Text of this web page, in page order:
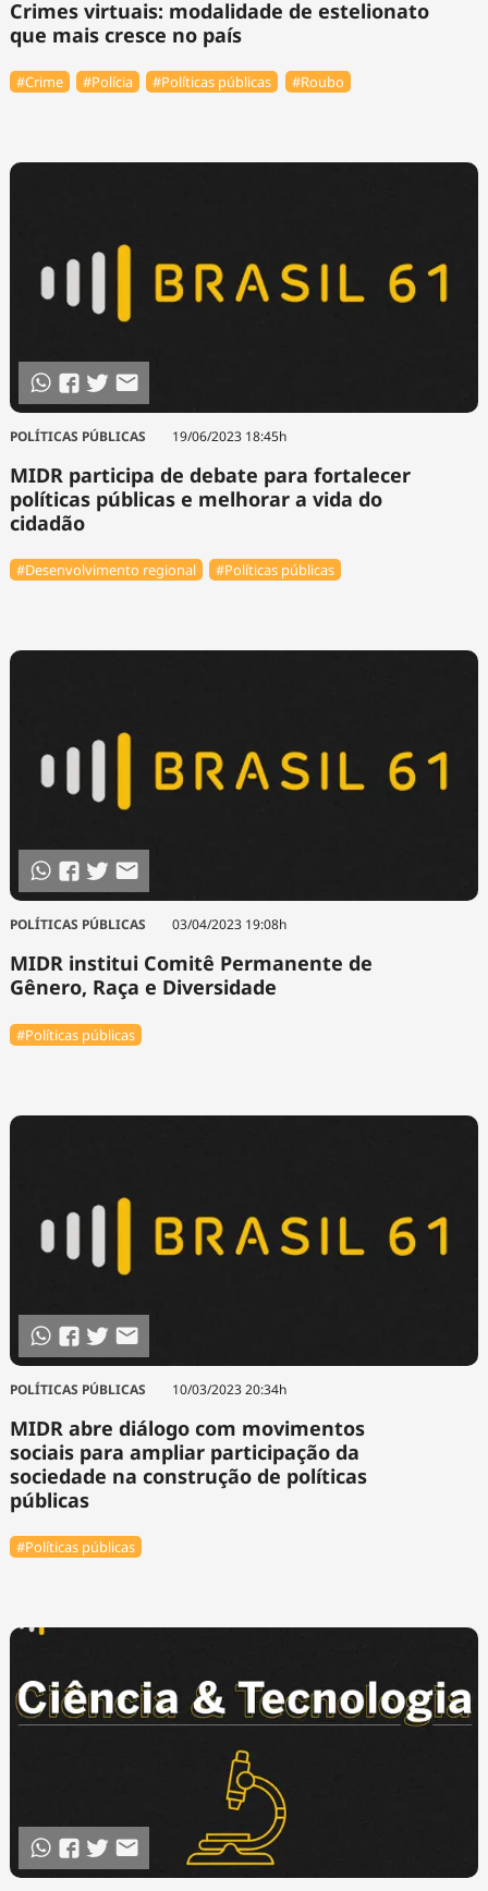
Crimes virtuais: modalidade de estelionato
que mais cresce no país
#Crime #Polícia #Políticas públicas #Roubo
POLÍTICAS PÚBLICAS 19/06/2023 18:45h
MIDR participa de debate para fortalecer
políticas públicas e melhorar a vida do
cidadão
#Desenvolvimento regional #Políticas públicas
POLÍTICAS PÚBLICAS 03/04/2023 19:08h
MIDR institui Comitê Permanente de
Gênero, Raça e Diversidade
#Políticas públicas
POLÍTICAS PÚBLICAS 10/03/2023 20:34h
MIDR abre diálogo com movimentos
sociais para ampliar participação da
sociedade na construção de políticas
públicas
#Políticas públicas